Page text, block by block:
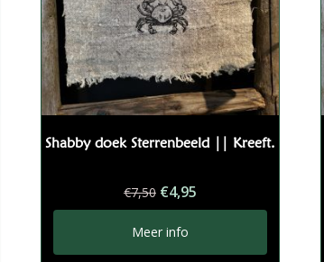
Shabby doek Sterrenbeeld || Kreeft.
€7,50 Oorspronkelijke
prijs
was:
€7,50.
€4,95Huidige
prijs
€4,95.
Meer info